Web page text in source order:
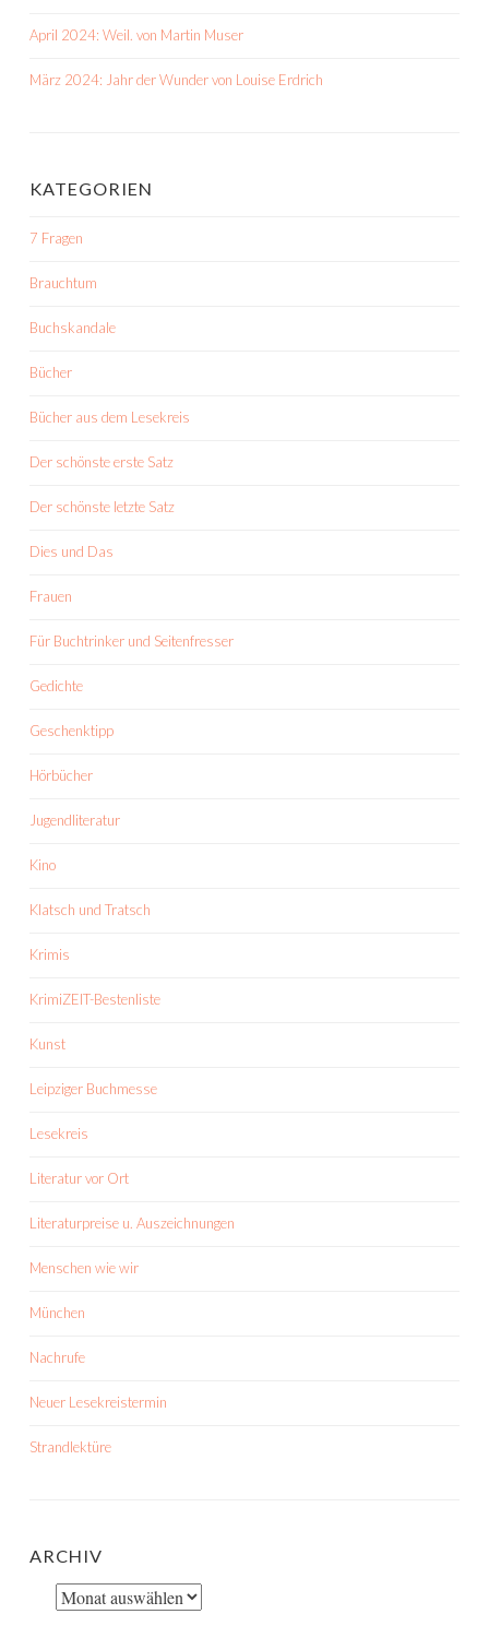
April 2024: Weil. von Martin Muser
März 2024: Jahr der Wunder von Louise Erdrich
KATEGORIEN
7 Fragen
Brauchtum
Buchskandale
Bücher
Bücher aus dem Lesekreis
Der schönste erste Satz
Der schönste letzte Satz
Dies und Das
Frauen
Für Buchtrinker und Seitenfresser
Gedichte
Geschenktipp
Hörbücher
Jugendliteratur
Kino
Klatsch und Tratsch
Krimis
KrimiZEIT-Bestenliste
Kunst
Leipziger Buchmesse
Lesekreis
Literatur vor Ort
Literaturpreise u. Auszeichnungen
Menschen wie wir
München
Nachrufe
Neuer Lesekreistermin
Strandlektüre
ARCHIV
Archiv